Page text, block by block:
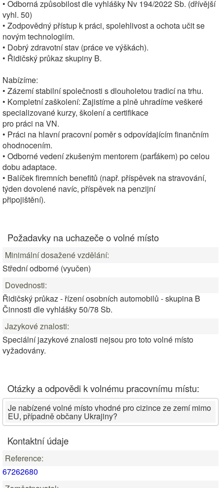
• Odborná způsobilost dle vyhlášky Nv 194/2022 Sb. (dřívější
vyhl. 50)
• Zodpovědný přístup k práci, spolehlivost a ochota učit se
novým technologiím.
• Dobrý zdravotní stav (práce ve výškách).
• Řidičský průkaz skupiny B.
Nabízíme:
• Zázemí stabilní společnosti s dlouholetou tradicí na trhu.
• Kompletní zaškolení: Zajistíme a plně uhradíme veškeré
specializované kurzy, školení a certifikace
pro práci na VN.
• Práci na hlavní pracovní poměr s odpovídajícím finančním
ohodnocením.
• Odborné vedení zkušeným mentorem (parťákem) po celou
dobu adaptace.
• Balíček firemních benefitů (např. příspěvek na stravování,
týden dovolené navíc, příspěvek na penzijní
připojištění).
Požadavky na uchazeče o volné místo
Minimální dosažené vzdělání:
Střední odborné (vyučen)
Dovednosti:
Řidičský průkaz - řízení osobních automobilů - skupina B
Činnosti dle vyhlášky 50/78 Sb.
Jazykové znalosti:
Speciální jazykové znalosti nejsou pro toto volné místo
vyžadovány.
Otázky a odpovědi k volnému pracovnímu místu:
Je nabízené volné místo vhodné pro cizince ze zemí mimo
EU, případně občany Ukrajiny?
Kontaktní údaje
Reference:
67262680